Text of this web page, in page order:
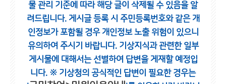
물 관리 기준에 따라 해당 글이 삭제될 수 있음을 알
려드립니다. 게시글 등록 시 주민등록번호와 같은 개
인정보가 포함될 경우 개인정보 노출 위험이 있으니
유의하여 주시기 바랍니다. 기상지식과 관련한 일부
게시물에 대해서는 선별하여 답변을 게재할 예정입
니다. ※ 기상청의 공식적인 답변이 필요한 경우는